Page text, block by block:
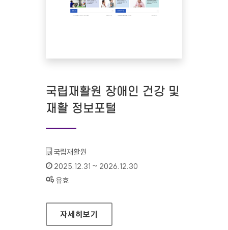
국립재활원 장애인 건강 및
재활 정보포털
기관명 :
국립재활원
인증기간 :
2025.12.31 ~ 2026.12.30
상태 :
유효
국립재활원 장애인 건강 및 재활 정보포털
자세히보기